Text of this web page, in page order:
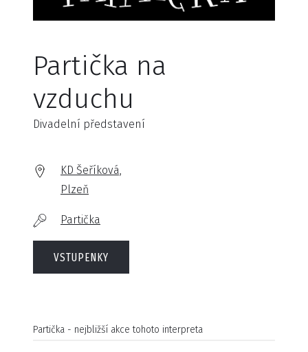
Partička na
vzduchu
Divadelní představení
KD Šeříková,
Plzeň
Partička
VSTUPENKY
Partička - nejbližší akce tohoto interpreta